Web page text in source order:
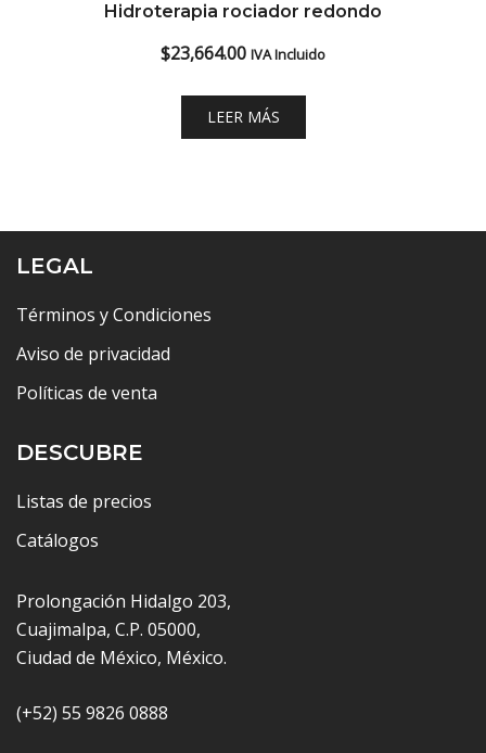
Hidroterapia rociador redondo
$23,664.00 IVA Incluido
LEER MÁS
LEGAL
Términos y Condiciones
Aviso de privacidad
Políticas de venta
DESCUBRE
Listas de precios
Catálogos
Prolongación Hidalgo 203,
Cuajimalpa, C.P. 05000,
Ciudad de México, México.
(+52) 55 9826 0888